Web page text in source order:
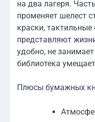
на два лагеря.
променяет шелест
краски,
представляют
удобно, не
библиотека
Плюсы бумажных